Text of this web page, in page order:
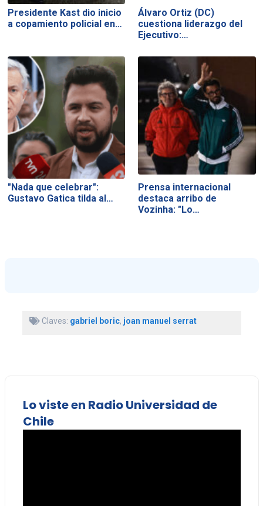
Presidente Kast dio inicio
a copamiento policial en…
Álvaro Ortiz (DC)
cuestiona liderazgo del
Ejecutivo:…
"Nada que celebrar":
Gustavo Gatica tilda al…
Prensa internacional
destaca arribo de
Vozinha: "Lo…
Claves: gabriel boric, joan manuel serrat
Lo viste en Radio Universidad de
Chile